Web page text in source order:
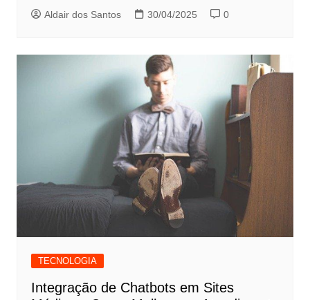
Aldair dos Santos 30/04/2025 0
TECNOLOGIA
Integração de Chatbots em Sites